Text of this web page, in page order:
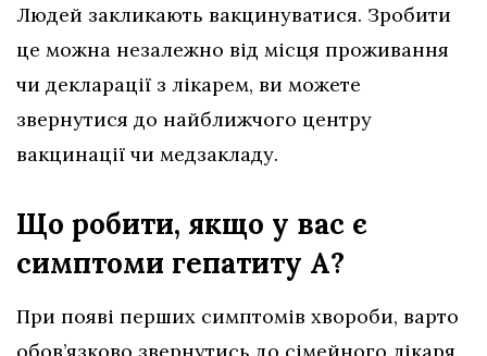
Людей закликають вакцинуватися. Зробити
це можна незалежно від місця проживання
чи декларації з лікарем, ви можете
звернутися до найближчого центру
вакцинації чи медзакладу.
Що робити, якщо у вас є
симптоми гепатиту А?
При появі перших симптомів хвороби, варто